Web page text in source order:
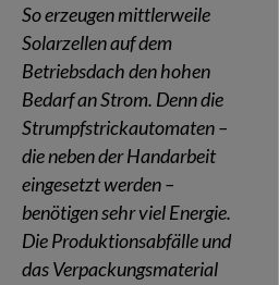
So erzeugen mittlerweile
Solarzellen auf dem
Betriebsdach den hohen
Bedarf an Strom. Denn die
Strumpfstrickautomaten –
die neben der Handarbeit
eingesetzt werden –
benötigen sehr viel Energie.
Die Produktionsabfälle und
das Verpackungsmaterial